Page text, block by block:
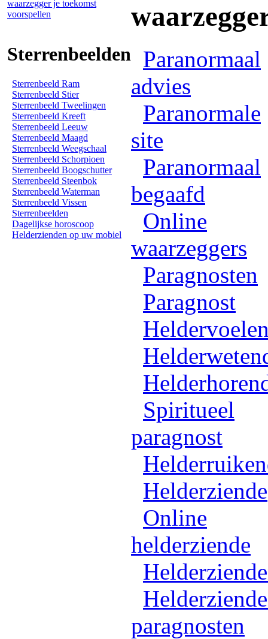
Sterrenbeelden
Sterrenbeeld Ram
Sterrenbeeld Stier
Sterrenbeeld Tweelingen
Sterrenbeeld Kreeft
Sterrenbeeld Leeuw
Sterrenbeeld Maagd
Sterrenbeeld Weegschaal
Sterrenbeeld Schorpioen
Sterrenbeeld Boogschutter
Sterrenbeeld Steenbok
Sterrenbeeld Waterman
Sterrenbeeld Vissen
Sterrenbeelden
Dagelijkse horoscoop
Helderzienden op uw mobiel
Paranormaal
advies
Paranormale
site
Paranormaal
begaafd
Online
waarzeggers
Paragnosten
Paragnost
Spiritueel
paragnost
Helderziende
Online
helderziende
paragnosten